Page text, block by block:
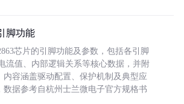
脚功能
芯片的引脚功能及参数，包括各引脚
流值、内部逻辑关系等核心数据，并附
内容涵盖驱动配置、保护机制及典型应
数据参考自杭州士兰微电子官方规格书